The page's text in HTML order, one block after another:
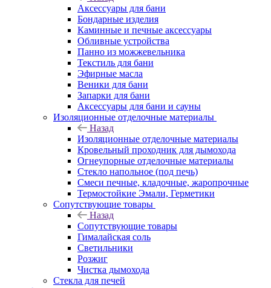
Аксессуары для бани
Бондарные изделия
Каминные и печные аксессуары
Обливные устройства
Панно из можжевельника
Текстиль для бани
Эфирные масла
Веники для бани
Запарки для бани
Аксессуары для бани и сауны
Изоляционные отделочные материалы
Назад
Изоляционные отделочные материалы
Кровельный проходник для дымохода
Огнеупорные отделочные материалы
Стекло напольное (под печь)
Смеси печные, кладочные, жаропрочные
Термостойкие Эмали, Герметики
Сопутствующие товары
Назад
Сопутствующие товары
Гималайская соль
Светильники
Розжиг
Чистка дымохода
Стекла для печей